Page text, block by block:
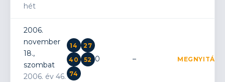
hét
2006.
november
18.,
szombat
2006. év 46.
14
27
40
52
74
0 – MEGNYITÁS